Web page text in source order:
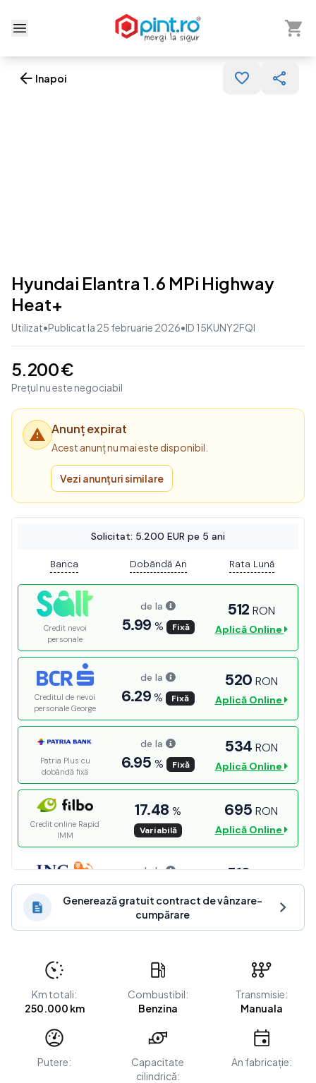
Deschide meniu
Arată
Inapoi
Hyundai Elantra 1.6 MPi Highway
Heat+
Utilizat•Publicat la 25 februarie 2026•ID 15KUNY2FQI
5.200 €
Prețul nu este negociabil
Anunț expirat
Acest anunț nu mai este disponibil.
Vezi anunțuri similare
Generează gratuit contract de vânzare-
cumpărare
Km totali:
250.000 km
Combustibil:
Benzina
Transmisie:
Manuala
Putere:
Capacitate
cilindrică:
An fabricație: